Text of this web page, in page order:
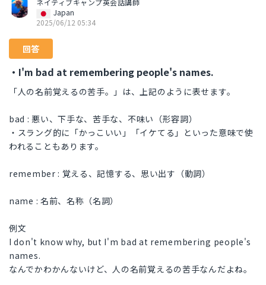
ネイティブキャンプ英会話講師
Japan
2025/06/12 05:34
回答
・I'm bad at remembering people's names.
「人の名前覚えるの苦手。」は、上記のように表せます。
bad : 悪い、下手な、苦手な、不味い（形容詞）
・スラング的に「かっこいい」「イケてる」といった意味で使
われることもあります。
remember : 覚える、記憶する、思い出す（動詞）
name : 名前、名称（名詞）
例文
I don't know why, but I'm bad at remembering people's
names.
なんでかわかんないけど、人の名前覚えるの苦手なんだよね。